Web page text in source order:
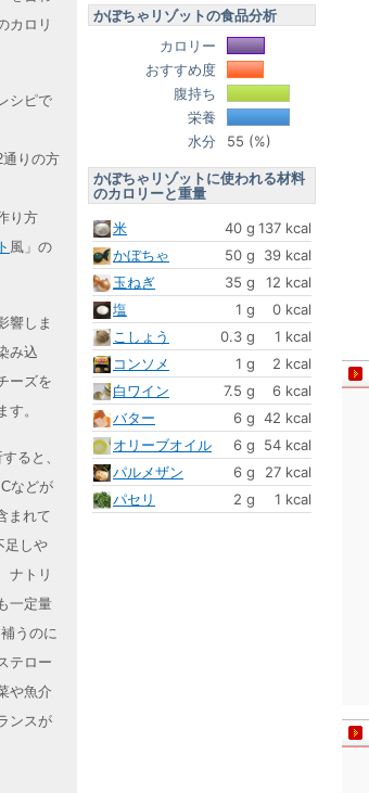
カロリ
シピで
りの方
り方
風」の
響しま
み込
ーズを
。
ると、
などが
まれて
足しや
ナトリ
一定量
うのに
テロー
や魚介
ンスが
かぼちゃリゾットの食品分析
カロリー
おすすめ度
腹持ち
栄養
水分
55 (%)
かぼちゃリゾットに使われる材料
のカロリーと重量
米
40 g 137 kcal
かぼちゃ
50 g
39 kcal
玉ねぎ
35 g
12 kcal
塩
1 g
0 kcal
こしょう
0.3 g
1 kcal
コンソメ
1 g
2 kcal
白ワイン
7.5 g
6 kcal
バター
6 g 42 kcal
オリーブオイル
6 g
54 kcal
パルメザン
6 g
27 kcal
パセリ
2 g 1 kcal